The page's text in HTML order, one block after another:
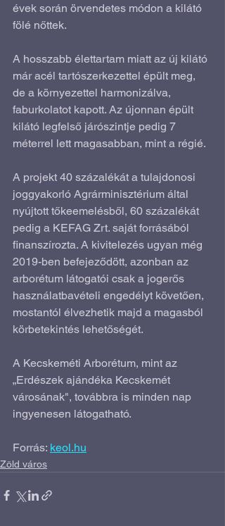
évek során örvendetes módon a kilátó
fölé nőttek.
A hosszabb élettartam miatt az új kilátó
már acél tartószerkezettel épült meg,
de a környezettel harmonizálva,
faburkolatot kapott. Az újonnan épült
kilátó legfelső járószintje pedig 7
méterrel lett magasabban, mint a régié.
A projekt 40 százalékát a tulajdonosi
joggyakorló Agrárminisztérium által
nyújtott tőkeemelésből, 60 százalékát
pedig a KEFAG Zrt. saját forrásából
finanszírozta. A kivitelezés ugyan még
2019-ben befejeződött, azonban az
arborétum látogatói csak a jogerős
használatbavételi engedélyt követően,
mostantól élvezhetik majd a magasból
körbetekintés lehetőségét.
A Kecskeméti Arborétum, mint az
„Erdészek ajándéka Kecskemét
városának", továbbra is minden nap
ingyenesen látogatható.
Forrás: keol.hu
Zöld város